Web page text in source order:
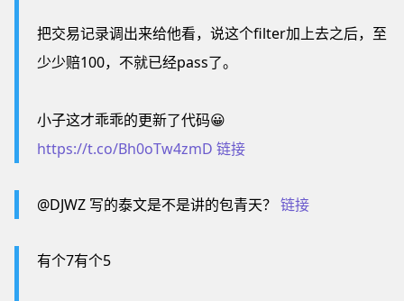
把交易记录调出来给他看，说这个filter加上去之后，至
少少赔100，不就已经pass了。
小子这才乖乖的更新了代码😀
https://t.co/Bh0oTw4zmD 链接
@DJWZ 写的泰文是不是讲的包青天？ 链接
有个7有个5